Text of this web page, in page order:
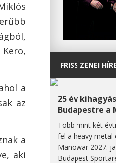
a
az
a
aki
FRISS ZENEI
25 év
Budapestre a
Több mint két
fel a heavy metal
Manowar 2027.
Budapest